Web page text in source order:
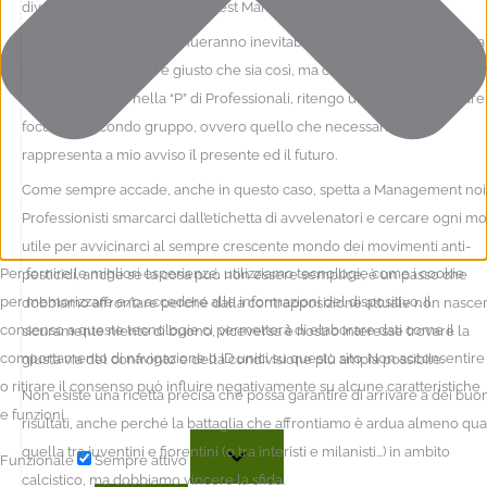
Per fornire le migliori esperienze, utilizziamo tecnologie come i cookie
per memorizzare e/o accedere alle informazioni del dispositivo. Il
consenso a queste tecnologie ci permetterà di elaborare dati come il
comportamento di navigazione o ID unici su questo sito. Non acconsentire
o ritirare il consenso può influire negativamente su alcune caratteristiche
e funzioni.
Funzionale Sempre attivo
diventare i Professionisti del Pest Management.
Entrambe le figure continueranno inevitabilmente a coesistere ancora
per lungo tempo, ed è giusto che sia così, ma come consigliere di
credendo molto nella “P” di Professionali, ritengo utile e doveroso
focus sul secondo gruppo, ovvero quello che necessariamente
rappresenta a mio avviso il presente ed il futuro.
Come sempre accade, anche in questo caso, spetta a Management noi
Professionisti smarcarci dall’etichetta di avvelenatori e cercare ogni
utile per avvicinarci al sempre crescente mondo dei movimenti anti-
pesticidi, anche se la cosa può non essere semplice, è un passo che
dobbiamo affrontare perché dalla contrapposizione attuale non
sicuramente niente di buono, viceversa è nostro interesse trovare la
giusta via del confronto e della condivisione più ampia possibile.
Non esiste una ricetta precisa che possa garantire di arrivare a dei
risultati, anche perché la battaglia che affrontiamo è ardua almeno
quella tra juventini e fiorentini (o tra interisti e milanisti…) in ambito
calcistico, ma dobbiamo vincere la sfida.